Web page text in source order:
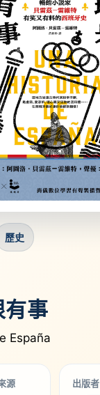
歷史
有事
España
源 出版者